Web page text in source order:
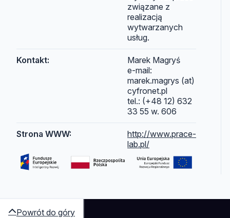
związane z
realizacją
wytwarzanych
usług.
Kontakt:
Marek Magryś
e-mail:
marek.magrys (at)
cyfronet.pl
tel.: (+48 12) 632
33 55 w. 606
Strona WWW:
http://www.prace-
lab.pl/
Powrót do góry